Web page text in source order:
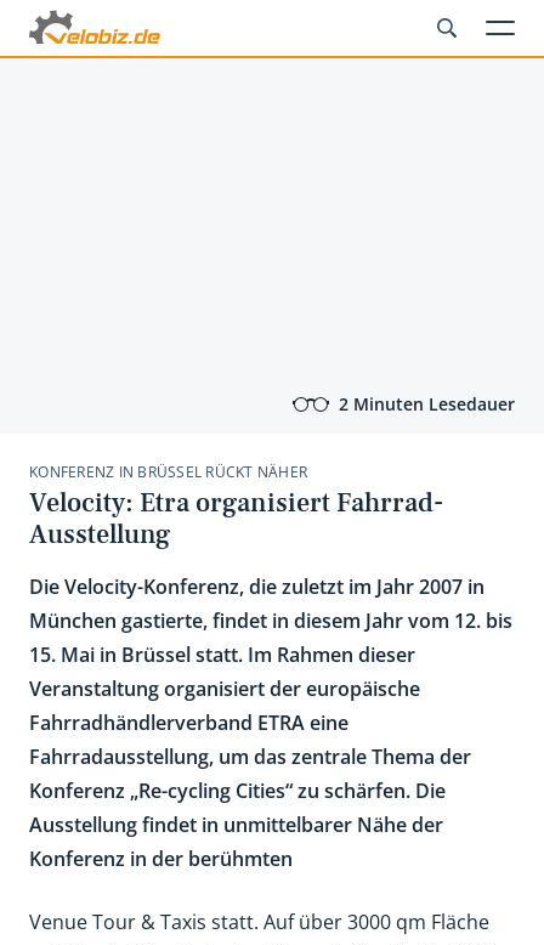
2 Minuten Lesedauer
KONFERENZ IN BRÜSSEL RÜCKT NÄHER
Velocity: Etra organisiert Fahrrad-
Ausstellung
Die Velocity-Konferenz, die zuletzt im Jahr 2007 in
München gastierte, findet in diesem Jahr vom 12. bis
15. Mai in Brüssel statt. Im Rahmen dieser
Veranstaltung organisiert der europäische
Fahrradhändlerverband ETRA eine
Fahrradausstellung, um das zentrale Thema der
Konferenz „Re-cycling Cities“ zu schärfen. Die
Ausstellung findet in unmittelbarer Nähe der
Konferenz in der berühmten
Venue Tour & Taxis statt. Auf über 3000 qm Fläche